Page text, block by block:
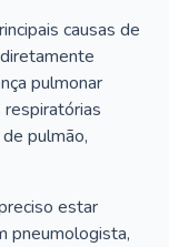
causas de
pulmonar
respiratórias
pulmão,
estar
pneumologista,